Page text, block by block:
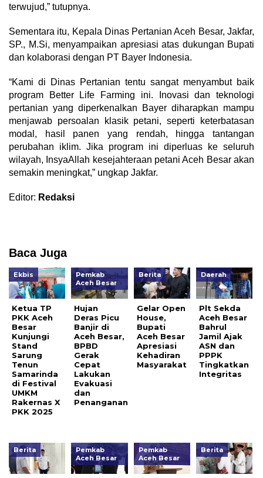
terwujud,” tutupnya.
Sementara itu, Kepala Dinas Pertanian Aceh Besar, Jakfar,
SP., M.Si, menyampaikan apresiasi atas dukungan Bupati
dan kolaborasi dengan PT Bayer Indonesia.
“Kami di Dinas Pertanian tentu sangat menyambut baik
program Better Life Farming ini. Inovasi dan teknologi
pertanian yang diperkenalkan Bayer diharapkan mampu
menjawab persoalan klasik petani, seperti keterbatasan
modal, hasil panen yang rendah, hingga tantangan
perubahan iklim. Jika program ini diperluas ke seluruh
wilayah, InsyaAllah kesejahteraan petani Aceh Besar akan
semakin meningkat,” ungkap Jakfar.
Editor: Redaksi
Baca Juga
Ekbis
Ketua TP
PKK Aceh
Besar
Kunjungi
Stand
Sarung
Tenun
Samarinda
di Festival
UMKM
Rakernas X
PKK 2025
Pemkab
Aceh Besar
Hujan
Deras Picu
Banjir di
Aceh Besar,
BPBD
Gerak
Cepat
Lakukan
Evakuasi
dan
Penanganan
Berita
Gelar Open
House,
Bupati
Aceh Besar
Apresiasi
Kehadiran
Masyarakat
Daerah
Plt Sekda
Aceh Besar
Bahrul
Jamil Ajak
ASN dan
PPPK
Tingkatkan
Integritas
Berita
Pemkab
Aceh Besar
Pemkab
Aceh Besar
Berita